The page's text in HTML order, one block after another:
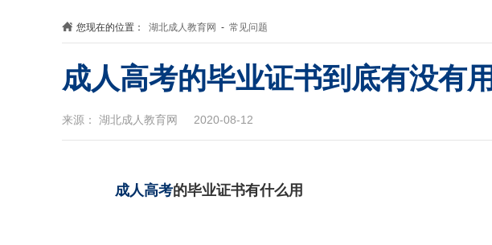
您现在的位置： 湖北成人教育网 - 常见问题
成人高考的毕业证书到底有没有用
来源： 湖北成人教育网 2020-08-12
成人高考的毕业证书有什么用